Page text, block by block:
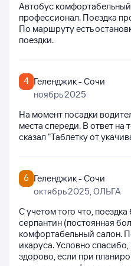
Автобус
профессионал. Поездка
По маршруту есть
поездки.
4 Геленджик - Сочи
ноябрь 2025
На момент посадки
места спереди. В ответ на
сказал "Таблетку от
6 Геленджик - Сочи
октябрь 2025, ОЛЬГА
С учетом того что,
серпантин (постоянная
комфортабельный салон.
икаруса. Условно
здорово, если при